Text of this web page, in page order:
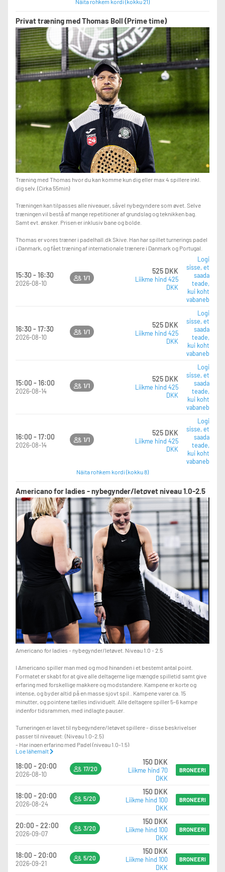
Privat træning med Thomas Boll (Prime time)
Træning med Thomas hvor du kan komme kun dig eller max 4 spillere inkl.
dig selv. (Cirka 55min)
Træningen kan tilpasses alle niveauer, såvel nybegyndere som øvet. Selve
træningen vil bestå af mange repetitioner af grundslag og teknikken bag.
Samt evt. ønsker. Prisen er inklusiv bane og bolde.
Thomas er vores træner i padelhall.dk Skive. Han har spillet turnerings padel
i Danmark, og fået træning af internationale trænere i Danmark og Portugal.
15:30 - 16:30
2026-08-10
1/1
525 DKK
Liikme hind 425
DKK
Logi
sisse, et
saada
teade,
kui koht
vabaneb
16:30 - 17:30
2026-08-10
1/1
525 DKK
Liikme hind 425
DKK
Logi
sisse, et
saada
teade,
kui koht
vabaneb
15:00 - 16:00
2026-08-14
1/1
525 DKK
Liikme hind 425
DKK
Logi
sisse, et
saada
teade,
kui koht
vabaneb
16:00 - 17:00
2026-08-14
1/1
525 DKK
Liikme hind 425
DKK
Logi
sisse, et
saada
teade,
kui koht
vabaneb
Näita rohkem kordi (kokku 8)
Americano for ladies - nybegynder/letøvet niveau 1.0-2.5
Americano for ladies - nybegynder/letøvet. Niveau 1.0 - 2.5
I Americano spiller man med og mod hinanden i et bestemt antal point.
Formatet er skabt for at give alle deltagerne lige mængde spilletid samt give
erfaring med forskellige makkere og modstandere. Kampene er korte og
intense, og byder altid på en masse sjovt spil.. Kampene varer ca. 15
minutter, og pointene tælles individuelt. Alle deltagere spiller 5-6 kampe
indenfor tidsrammen, med indlagte pauser.
Turneringen er lavet til nybegyndere/letøvet spillere - disse beskrivelser
passer til niveauet: (Niveau 1.0-2.5)
- Har ingen erfaring med Padel (niveau 1.0-1.5)
- Kan få nogle dueller i gang, har kendskab til reglerne, men mangler kontrol
- Spiller stabilt og har evt. erfaring fra anden ketchersport (niveau 2.0-2.5)
Ved under 8 tilmeldte aflyses begivenheden 48 timer før og betalingen
refunderes.
Der er nye bolde med i prisen til alle baner ved opstart.
Efter arrangementet er der mulighed for at blive lidt længere og hygge sig – vi
giver en sodavand eller vand, som er inkluderet i prisen
Loe lähemalt
18:00 - 20:00
2026-08-10
17/20
150 DKK
Liikme hind 70
DKK
BRONEERI
18:00 - 20:00
2026-08-24
5/20
150 DKK
Liikme hind 100
DKK
BRONEERI
20:00 - 22:00
2026-09-07
3/20
150 DKK
Liikme hind 100
DKK
BRONEERI
18:00 - 20:00
2026-09-21
5/20
150 DKK
Liikme hind 100
DKK
BRONEERI